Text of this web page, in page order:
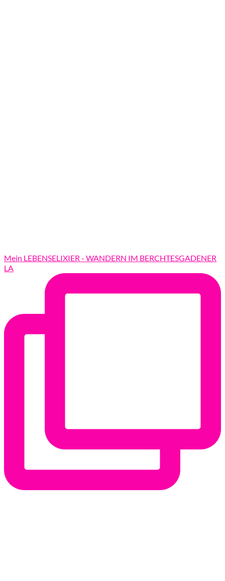
Mein LEBENSELIXIER - WANDERN IM BERCHTESGADENER
LA